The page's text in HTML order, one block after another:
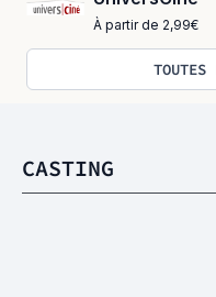
À partir de 2,99€
TOUTES
CASTING